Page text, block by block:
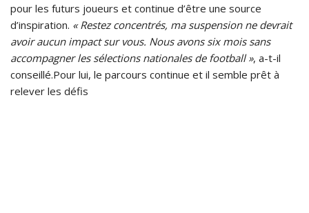
pour les futurs joueurs et continue d’être une source
d’inspiration. « Restez concentrés, ma suspension ne devrait
avoir aucun impact sur vous. Nous avons six mois sans
accompagner les sélections nationales de football », a-t-il
conseillé.Pour lui, le parcours continue et il semble prêt à
relever les défis